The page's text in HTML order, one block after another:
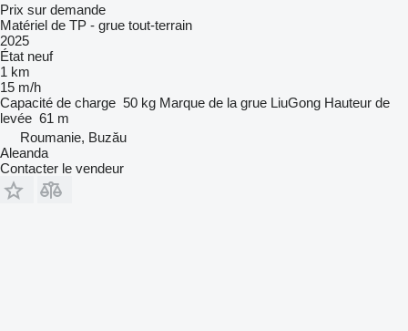
Prix sur demande
Matériel de TP - grue tout-terrain
2025
État neuf
1 km
15 m/h
Capacité de charge 50 kg Marque de la grue LiuGong Hauteur de
levée 61 m
Roumanie, Buzău
Aleanda
Contacter le vendeur